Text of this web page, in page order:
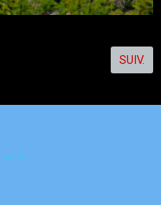
SUIV.
sur 5.